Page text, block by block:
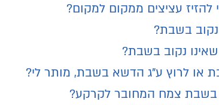
עציצים ממקום למקום?
נקוב בשבת?
נקוב בשבת?
או לרוץ ע"ג הדשא בשבת, מותר לי?
בשבת צמח המחובר לקרקע?